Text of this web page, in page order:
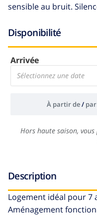
sensible au bruit.
Disponibilité
Arrivée
Sélectionnez une date
À partir de/
Hors haute saison,
Description
Logement idéal pour 7
Aménagement